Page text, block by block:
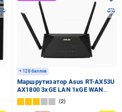
+ 128 баллов
Маршрутизатор Asus RT-AX53U
AX1800 3xGE LAN 1xGE WAN
1xUSB MU-MIMO OFDMA
2